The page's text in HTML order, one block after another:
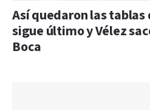
Así quedaron las tablas
sigue último y Vélez
Boca